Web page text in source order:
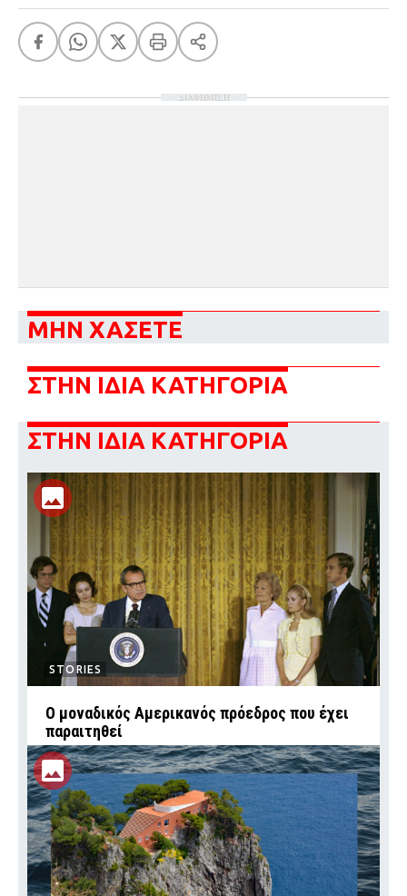
ΔΙΑΦΗΜΙΣΗ
ΜΗΝ ΧΑΣΕΤΕ
ΣΤΗΝ ΙΔΙΑ ΚΑΤΗΓΟΡΙΑ
ΣΤΗΝ ΙΔΙΑ ΚΑΤΗΓΟΡΙΑ
STORIES
Ο μοναδικός Αμερικανός πρόεδρος που έχει
παραιτηθεί